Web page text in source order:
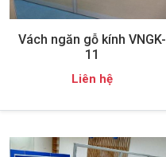
Vách ngăn gỗ kính VNGK-
11
Liên hệ